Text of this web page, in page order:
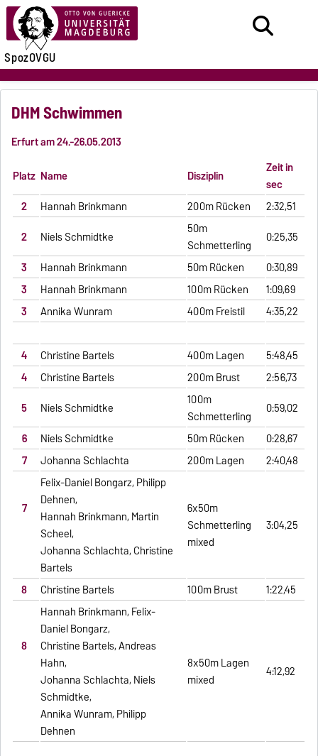
SpozOVGU
DHM Schwimmen
Erfurt am 24.-26.05.2013
Platz Name Disziplin
Zeit in
sec
2
Hannah Brinkmann 200m Rücken
2:32,51
2
Niels Schmidtke
50m
Schmetterling
0:25,35
3
Hannah Brinkmann 50m Rücken
0:30,89
3
Hannah Brinkmann 100m Rücken
1:09,69
3
Annika Wunram 400m Freistil 4:35,22
4 Christine Bartels 400m Lagen
5:48,45
4
Christine Bartels 200m Brust
2:56,73
5
Niels Schmidtke
100m
Schmetterling
0:59,02
6
Niels Schmidtke 50m Rücken
0:28,67
7
Johanna Schlachta 200m Lagen 2:40,48
7
Felix-Daniel Bongarz, Philipp
Dehnen,
Hannah Brinkmann, Martin
Scheel,
Johanna Schlachta, Christine
Bartels
6x50m
Schmetterling
mixed
3:04,25
8 Christine Bartels 100m Brust 1:22,45
8
Hannah Brinkmann, Felix-
Daniel Bongarz,
Christine Bartels, Andreas
Hahn,
Johanna Schlachta, Niels
Schmidtke,
Annika Wunram, Philipp
Dehnen
8x50m Lagen
mixed
4:12,92